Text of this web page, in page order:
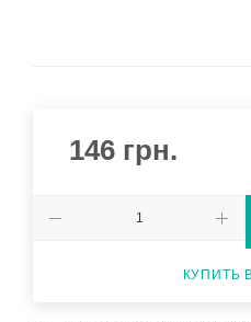
146 грн.
КУПИТЬ